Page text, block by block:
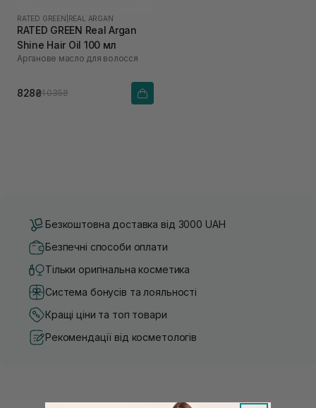
RATED GREEN REAL ARGAN
RATED GREEN Real Argan
Shine Hair Oil 100 мл
Арганове масло для волосся
828₴1 035₴
Безкоштовна доставка від 3000 UAH
Безпечні способи оплати
Тільки оригінальна косметика
Система бонусів та лояльності
Кращі ціни та топ товари
Рекомендації від косметологів